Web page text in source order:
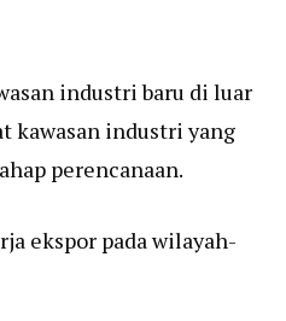
industri baru di luar
kawasan industri yang
perencanaan.
ekspor pada wilayah-